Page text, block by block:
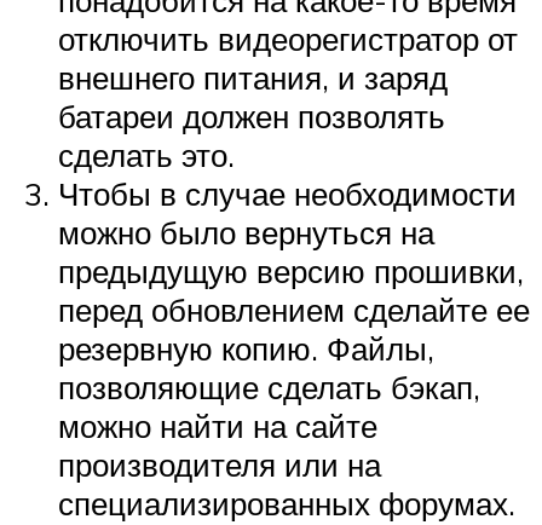
отключить видеорегистратор от
внешнего питания, и заряд
батареи должен позволять
сделать это.
Чтобы в случае необходимости
можно было вернуться на
предыдущую версию прошивки,
перед обновлением сделайте ее
резервную копию. Файлы,
позволяющие сделать бэкап,
можно найти на сайте
производителя или на
специализированных форумах.